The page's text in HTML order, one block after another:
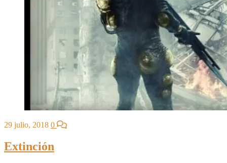
29 julio, 2018 0
Extinción